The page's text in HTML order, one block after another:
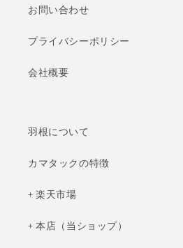
お問い合わせ
プライバシーポリシー
会社概要
羽根について
カマタックの特徴
+ 楽天市場
+ 本店（当ショップ）